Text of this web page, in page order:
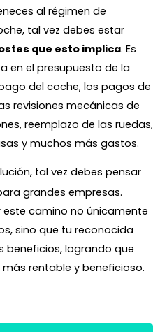
al régimen de
tal vez debes estar
que esto implica. Es
en el presupuesto de la
del coche, los pagos de
revisiones mecánicas de
reemplazo de las ruedas,
y muchos más gastos.
tal vez debes pensar
grandes empresas.
este camino no únicamente
sino que tu reconocida
beneficios, logrando que
rentable y beneficioso.